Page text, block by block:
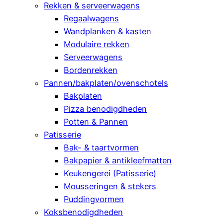
Rekken & serveerwagens
Regaalwagens
Wandplanken & kasten
Modulaire rekken
Serveerwagens
Bordenrekken
Pannen/bakplaten/ovenschotels
Bakplaten
Pizza benodigdheden
Potten & Pannen
Patisserie
Bak- & taartvormen
Bakpapier & antikleefmatten
Keukengerei (Patisserie)
Mousseringen & stekers
Puddingvormen
Koksbenodigdheden